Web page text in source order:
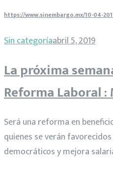
https://www.sinembargo.mx/10-04-
Sin categoríaabril 5, 2019
La próxima
Reforma Laboral
Será una reforma en
quienes se verán
democráticos y mejora